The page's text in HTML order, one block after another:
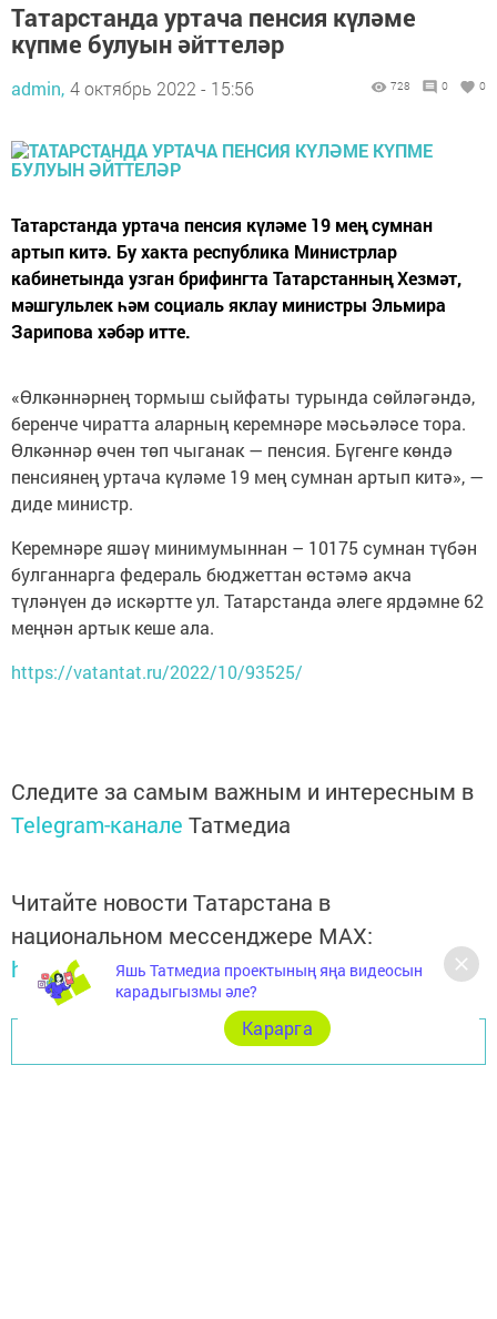
Татарстанда уртача пенсия күләме
күпме булуын әйттеләр
admin, 4 октябрь 2022 - 15:56 728 0 0
Татарстанда уртача пенсия күләме 19 мең сумнан
артып китә. Бу хакта республика Министрлар
кабинетында узган брифингта Татарстанның Хезмәт,
мәшгульлек һәм социаль яклау министры Эльмира
Зарипова хәбәр итте.
«Өлкәннәрнең тормыш сыйфаты турында сөйләгәндә,
беренче чиратта аларның керемнәре мәсьәләсе тора.
Өлкәннәр өчен төп чыганак — пенсия. Бүгенге көндә
пенсиянең уртача күләме 19 мең сумнан артып китә», —
диде министр.
Керемнәре яшәү минимумыннан – 10175 сумнан түбән
булганнарга федераль бюджеттан өстәмә акча
түләнүен дә искәртте ул. Татарстанда әлеге ярдәмне 62
меңнән артык кеше ала.
https://vatantat.ru/2022/10/93525/
Следите за самым важным и интересным в
Telegram-канале Татмедиа
Читайте новости Татарстана в
национальном мессенджере MАХ:
https://max.ru/tatmedia
Перейти на страницу новости
Яшь Татмедиа проектының яңа видеосын
карадыгызмы әле?
Карарга